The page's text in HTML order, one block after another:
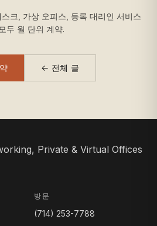
크, 가상 오피스, 등록 대리인 서비스
두 월 단위 계약.
← 전체 글
방문
(714) 253-7788